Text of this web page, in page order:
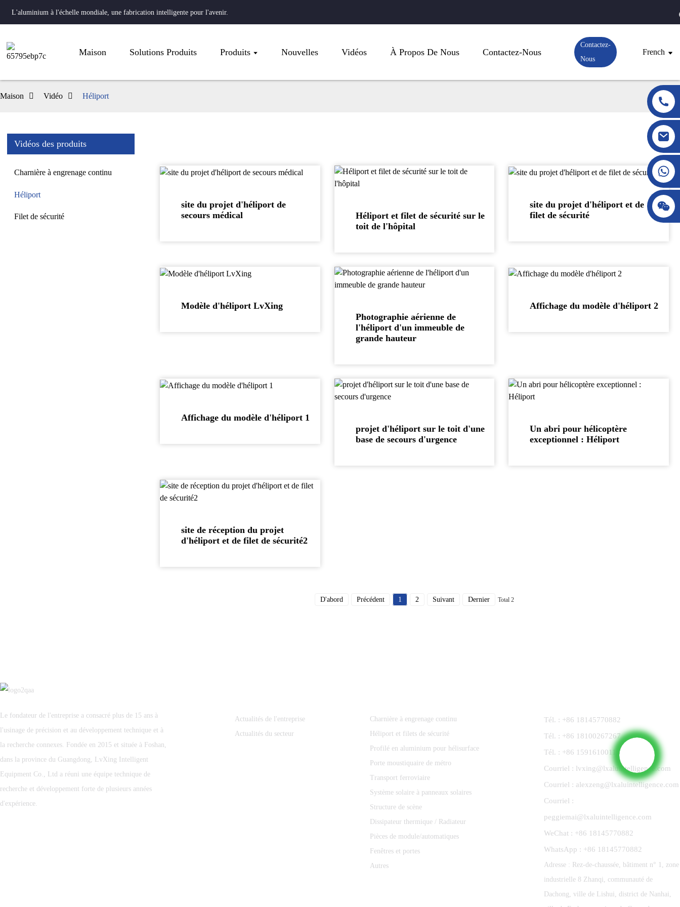
L'aluminium à l'échelle mondiale, une fabrication intelligente pour l'avenir.
Maison Solutions Produits Produits Nouvelles Vidéos À Propos De Nous Contactez-Nous
Contactez-
Nous
French
Maison Vidéo Héliport
Vidéos des produits
Charnière à engrenage continu
Héliport
Filet de sécurité
site du projet d'héliport de
secours médical
Héliport et filet de sécurité sur le
toit de l'hôpital
site du projet d'héliport et de
filet de sécurité
Modèle d'héliport LvXing
Photographie aérienne de
l'héliport d'un immeuble de
grande hauteur
Affichage du modèle d'héliport 2
Affichage du modèle d'héliport 1
projet d'héliport sur le toit d'une
base de secours d'urgence
Un abri pour hélicoptère
exceptionnel : Héliport
site de réception du projet
d'héliport et de filet de sécurité2
D'abord Précédent 1 2 Suivant Dernier Total 2
Le fondateur de l'entreprise a consacré plus de 15 ans à
l'usinage de précision et au développement technique et à
la recherche connexes. Fondée en 2015 et située à Foshan,
dans la province du Guangdong, LvXing Intelligent
Equipment Co., Ltd a réuni une équipe technique de
recherche et développement forte de plusieurs années
d'expérience.
Actualités de l'entreprise
Actualités du secteur
Charnière à engrenage continu
Héliport et filets de sécurité
Profilé en aluminium pour hélisurface
Porte moustiquaire de métro
Transport ferroviaire
Système solaire à panneaux solaires
Structure de scène
Dissipateur thermique / Radiateur
Pièces de module/automatiques
Fenêtres et portes
Autres
Tél. : +86 18145770882
Tél. : +86 18100267267
Tél. : +86 15916100113
Courriel : lvxing@lxaluintelligence.com
Courriel : alexzeng@lxaluintelligence.com
Courriel :
peggiemai@lxaluintelligence.com
WeChat : +86 18145770882
WhatsApp : +86 18145770882
Adresse : Rez-de-chaussée, bâtiment n° 1, zone
industrielle 8 Zhanqi, communauté de
Dachong, ville de Lishui, district de Nanhai,